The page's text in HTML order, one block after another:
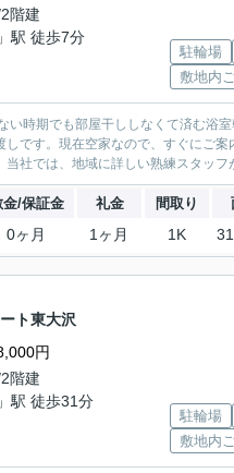
階建
」駅 徒歩7分
駐輪場
敷地内
時期でも部屋干ししなくて済む浴
です。現在空家なので、すぐにご
社では、地域に詳しい熟練スタッ
金/保証金 礼金 間取り
0ヶ月 1ヶ月 1K
ト東大沢
円
階建
」駅 徒歩31分
駐輪場
敷地内